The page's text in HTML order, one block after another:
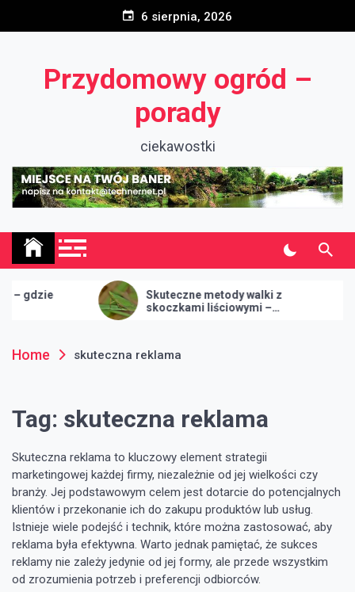
6 sierpnia, 2026
Przydomowy ogród –
porady
ciekawostki
Skuteczne metody walki z
skoczkami liściowymi –
szkodnikami ogrodowymi
Home skuteczna reklama
Tag: skuteczna reklama
Skuteczna reklama to kluczowy element strategii
marketingowej każdej firmy, niezależnie od jej wielkości czy
branży. Jej podstawowym celem jest dotarcie do potencjalnych
klientów i przekonanie ich do zakupu produktów lub usług.
Istnieje wiele podejść i technik, które można zastosować, aby
reklama była efektywna. Warto jednak pamiętać, że sukces
reklamy nie zależy jedynie od jej formy, ale przede wszystkim
od zrozumienia potrzeb i preferencji odbiorców.